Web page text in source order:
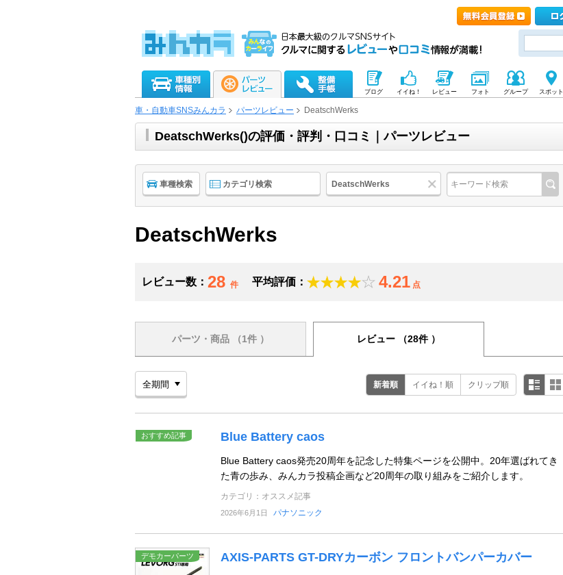
ブログ イイね！ レビュー フォト グループ スポット
車・自動車SNSみんカラ パーツレビュー DeatschWerks
DeatschWerks()の評価・評判・口コミ｜パーツレビュー
車種検索 カテゴリ検索 DeatschWerks
DeatschWerks
レビュー数： 28 件 平均評価： 4.21 点
パーツ・商品 （1件 ） レビュー （28件 ）
新着順 イイね！順 クリップ順
おすすめ記事 Blue Battery caos
Blue Battery caos発売20周年を記念した特集ページを公開中。20年選ばれてき
た青の歩み、みんカラ投稿企画など20周年の取り組みをご紹介します。
カテゴリ：オススメ記事
2026年6月1日 パナソニック
デモカーパーツ AXIS-PARTS GT-DRYカーボン フロントバンパーカバー